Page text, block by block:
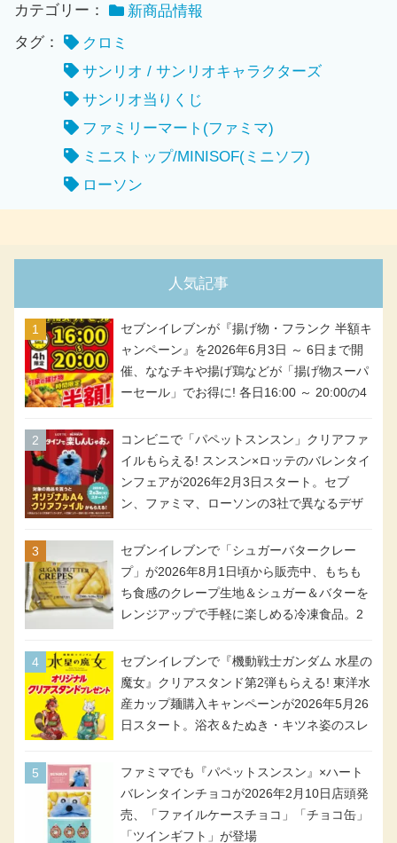
カテゴリー：
新商品情報
タグ：
クロミ
サンリオ / サンリオキャラクターズ
サンリオ当りくじ
ファミリーマート(ファミマ)
ミニストップ/MINISOF(ミニソフ)
ローソン
人気記事
セブンイレブンが『揚げ物・フランク 半額キ
ャンペーン』を2026年6月3日 ～ 6日まで開
催、ななチキや揚げ鶏などが「揚げ物スーパ
ーセール」でお得に! 各日16:00 ～ 20:00の4
アメリカンドッグが税抜き69円!
コンビニで「パペットスンスン」クリアファ
イルもらえる! スンスン×ロッテのバレンタイ
ンフェアが2026年2月3日スタート。セブ
ン、ファミマ、ローソンの3社で異なるデザ
セブンイレブンで「シュガーバタークレー
プ」が2026年8月1日頃から販売中、もちも
ち食感のクレープ生地＆シュガー＆バターを
レンジアップで手軽に楽しめる冷凍食品。2
セブンイレブンで『機動戦士ガンダム 水星の
魔女』クリアスタンド第2弾もらえる! 東洋水
産カップ麺購入キャンペーンが2026年5月26
日スタート。浴衣＆たぬき・キツネ姿のスレ
号・5号) / シャディクが全6種のクリアスタ
ンドになって登場!
ファミマでも『パペットスンスン』×ハート
バレンタインチョコが2026年2月10日店頭発
売、「ファイルケースチョコ」「チョコ缶」
「ツインギフト」が登場